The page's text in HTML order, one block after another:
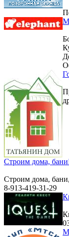
Строим дома,
Строим дома,
8-913-419-31-29